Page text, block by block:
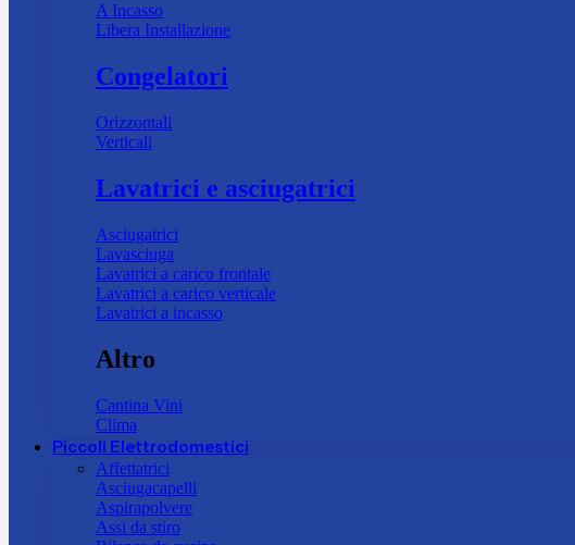
A Incasso
Libera Installazione
Congelatori
Orizzontali
Verticali
Lavatrici e asciugatrici
Asciugatrici
Lavasciuga
Lavatrici a carico frontale
Lavatrici a carico verticale
Lavatrici a incasso
Altro
Cantina Vini
Clima
Piccoli Elettrodomestici
Affettatrici
Asciugacapelli
Aspirapolvere
Assi da stiro